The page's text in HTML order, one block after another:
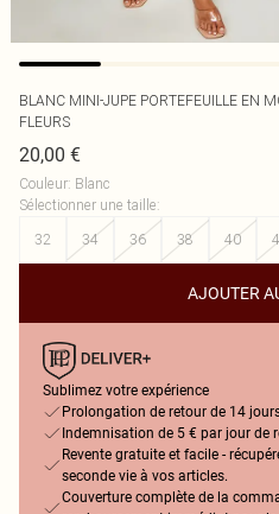
BLANC MINI-JUPE PORTEFEUILLE EN
FLEURS
20,00 €
Couleur: Blanc
Sélectionner une taille:
32
34 36 38 40
AJOUTER
Sublimez votre expérience
Prolongation de retour de 14
Indemnisation de 5 € par jour de
Revente gratuite et facile -
seconde vie à vos articles.
Couverture complète de la